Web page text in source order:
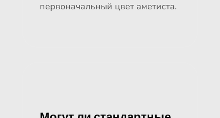
первоначальный цвет аметиста.